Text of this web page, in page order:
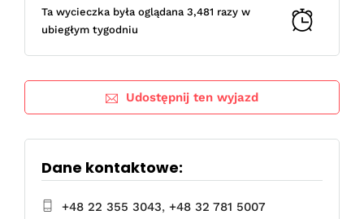
Ta wycieczka była oglądana 3,481 razy w
ubiegłym tygodniu
Udostępnij ten wyjazd
Dane kontaktowe:
+48 22 355 3043, +48 32 781 5007